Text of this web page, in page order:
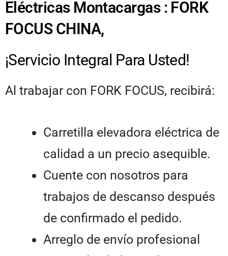
Eléctricas Montacargas : FORK
FOCUS CHINA,
¡Servicio Integral Para Usted!
Al trabajar con FORK FOCUS, recibirá:
Carretilla elevadora eléctrica de
calidad a un precio asequible.
Cuente con nosotros para
trabajos de descanso después
de confirmado el pedido.
Arreglo de envío profesional